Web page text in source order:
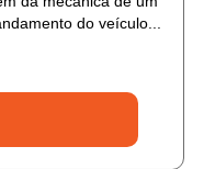
do veículo...